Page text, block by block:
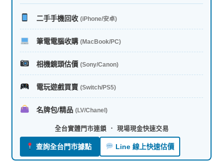
二手手機回收 (iPhone/安卓)
筆電電腦收購 (MacBook/PC)
相機鏡頭估價 (Sony/Canon)
電玩遊戲買賣 (Switch/PS5)
名牌包/精品 (LV/Chanel)
全台實體門市連鎖 ． 現場現金快速交易
查詢全台門市據點 Line 線上快速估價